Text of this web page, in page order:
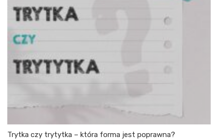
Trytka czy trytytka – która forma jest poprawna?